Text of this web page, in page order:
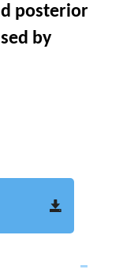
posterior
by